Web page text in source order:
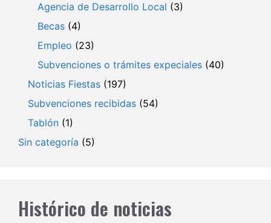
Agencia de Desarrollo Local (3)
Becas (4)
Empleo (23)
Subvenciones o trámites expeciales (40)
Noticias Fiestas (197)
Subvenciones recibidas (54)
Tablón (1)
Sin categoría (5)
Histórico de noticias